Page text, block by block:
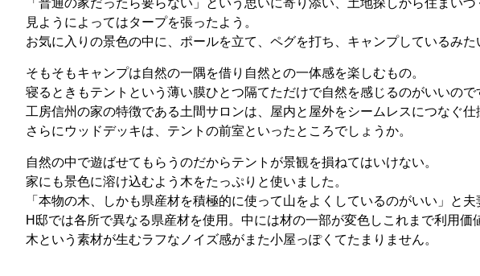
「普通の家だったら要らない」という思いに寄り添い、土地探しから住まい
見ようによってはタープを張ったよう。
お気に入りの景色の中に、ポールを立て、ペグを打ち、キャンプしているみた
そもそもキャンプは自然の一隅を借り自然との一体感を楽しむもの。
寝るときもテントという薄い膜ひとつ隔てただけで自然を感じるのがいいので
工房信州の家の特徴である土間サロンは、屋内と屋外をシームレスにつなぐ
さらにウッドデッキは、テントの前室といったところでしょうか。
自然の中で遊ばせてもらうのだからテントが景観を損ねてはいけない。
家にも景色に溶け込むよう木をたっぷりと使いました。
「本物の木、しかも県産材を積極的に使って山をよくしているのがいい」と夫
H邸では各所で異なる県産材を使用。中には材の一部が変色しこれまで利用
木という素材が生むラフなノイズ感がまた小屋っぽくてたまりません。